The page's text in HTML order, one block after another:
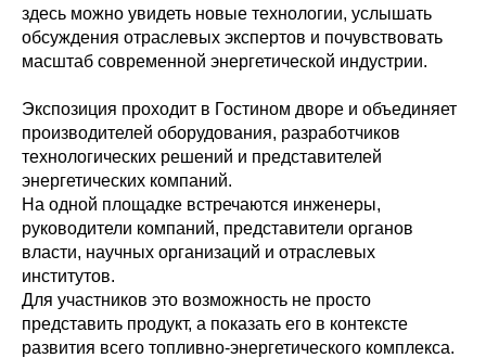
здесь можно увидеть новые технологии, услышать
обсуждения отраслевых экспертов и почувствовать
масштаб современной энергетической индустрии.
Экспозиция проходит в Гостином дворе и объединяет
производителей оборудования, разработчиков
технологических решений и представителей
энергетических компаний.
На одной площадке встречаются инженеры,
руководители компаний, представители органов
власти, научных организаций и отраслевых
институтов.
Для участников это возможность не просто
представить продукт, а показать его в контексте
развития всего топливно-энергетического комплекса.